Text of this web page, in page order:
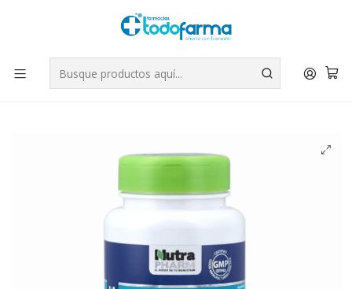
Tus compras tienen envío GRATIS por Rappi - Atención exclusiva
para Chile | WhatsApp +56
Leer más
Inicio Suplementos
Citrato de Magnesio 400 mg 60 Cápsulas. Nutra Pharm